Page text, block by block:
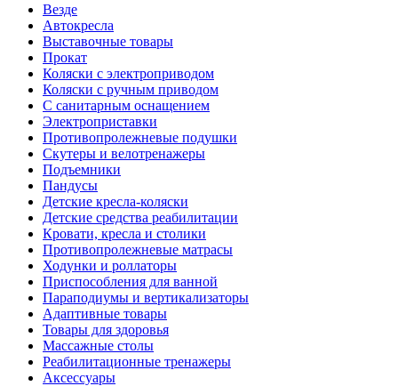
Везде
Автокресла
Выставочные товары
Прокат
Коляски с электроприводом
Коляски с ручным приводом
С санитарным оснащением
Электроприставки
Противопролежневые подушки
Скутеры и велотренажеры
Подъемники
Пандусы
Детские кресла-коляски
Детские средства реабилитации
Кровати, кресла и столики
Противопролежневые матрасы
Ходунки и роллаторы
Приспособления для ванной
Параподиумы и вертикализаторы
Адаптивные товары
Товары для здоровья
Массажные столы
Реабилитационные тренажеры
Аксессуары